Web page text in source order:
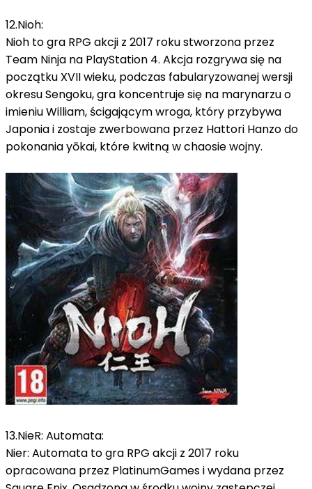
12.Nioh:
Nioh to gra RPG akcji z 2017 roku stworzona przez
Team Ninja na PlayStation 4. Akcja rozgrywa się na
początku XVII wieku, podczas fabularyzowanej wersji
okresu Sengoku, gra koncentruje się na marynarzu o
imieniu William, ścigającym wroga, który przybywa
Japonia i zostaje zwerbowana przez Hattori Hanzo do
pokonania yōkai, które kwitną w chaosie wojny.
13.NieR: Automata:
Nier: Automata to gra RPG akcji z 2017 roku
opracowana przez PlatinumGames i wydana przez